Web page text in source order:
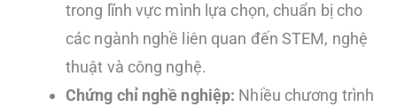
trong lĩnh vực mình lựa chọn, chuẩn bị cho
các ngành nghề liên quan đến STEM, nghệ
thuật và công nghệ.
Chứng chỉ nghề nghiệp: Nhiều chương trình